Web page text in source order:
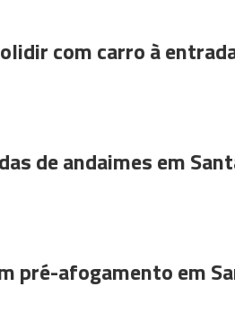
com carro à
de andaimes em
pré-afogamento em